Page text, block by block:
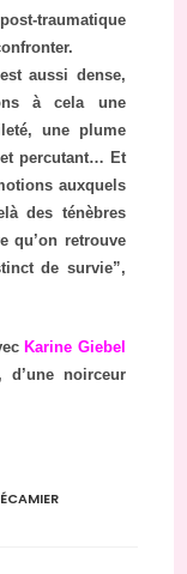
traumatique
aussi dense,
à cela une
une plume
percutant… Et
auxquels
des ténèbres
qu’on retrouve
de survie”,
Karine Giebel
d’une noirceur